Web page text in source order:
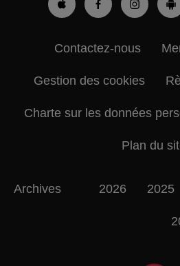
Contactez-nous
Gestion des cookies
Charte sur les données
Plan du
Archives 2026 2025